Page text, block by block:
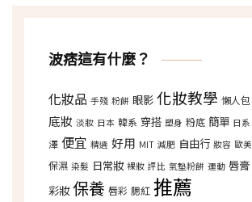
波痞這有什麼？
化妝品 手殘 粉餅 眼影 化妝教學 懶人包
底妝 淡妝 日本 韓系 穿搭 塑身 粉底 簡單 日系
澤 便宜 精選 好用 MIT 減肥 自由行 妝容 歐美
保濕 染髮 日常妝 裸妝 評比 氣墊粉餅 運動 唇膏
彩妝 保養 唇彩 腮紅 推薦